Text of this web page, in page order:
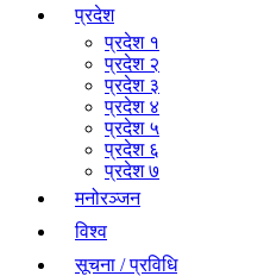
प्रदेश
प्रदेश १
प्रदेश २
प्रदेश ३
प्रदेश ४
प्रदेश ५
प्रदेश ६
प्रदेश ७
मनोरञ्जन
विश्व
सूचना / प्रविधि